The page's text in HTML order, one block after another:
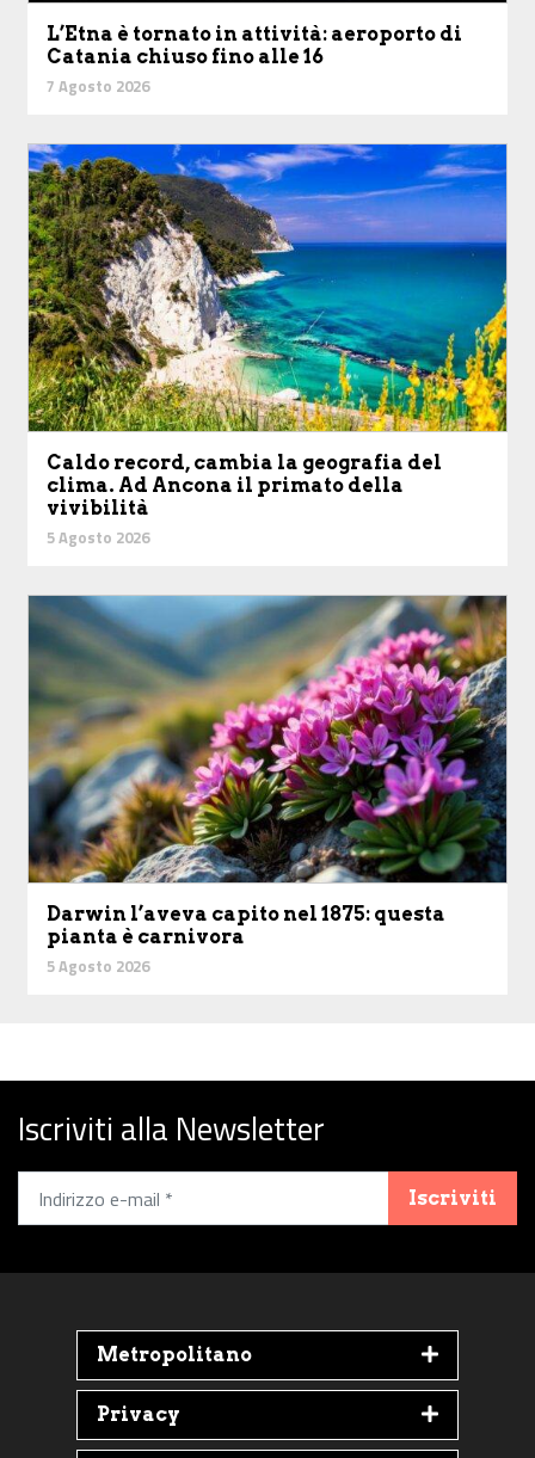
L’Etna è tornato in attività: aeroporto di
Catania chiuso fino alle 16
7 Agosto 2026
Caldo record, cambia la geografia del
clima. Ad Ancona il primato della
vivibilità
5 Agosto 2026
Darwin l’aveva capito nel 1875: questa
pianta è carnivora
5 Agosto 2026
Iscriviti alla Newsletter
Iscriviti
Metropolitano
Privacy